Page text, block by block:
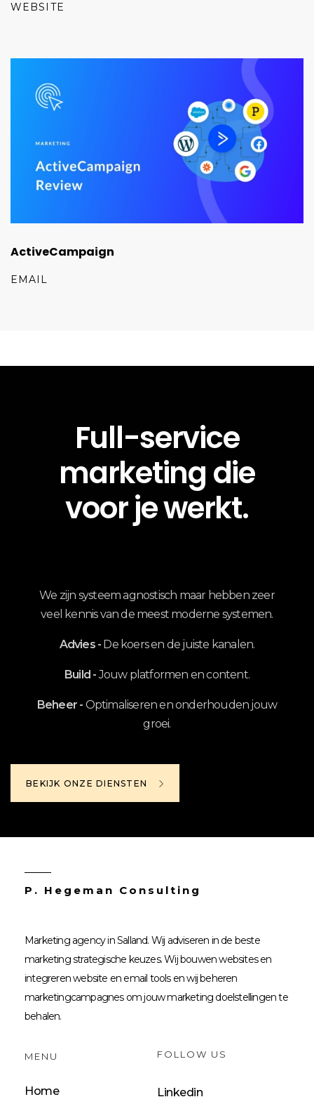
WEBSITE
ActiveCampaign
EMAIL
Full-service
marketing die
voor je werkt.
We zijn systeem agnostisch maar hebben zeer
veel kennis van de meest moderne systemen.
Advies - De koers en de juiste kanalen.
Build -Jouw platformen en content.
Beheer - Optimaliseren en onderhouden jouw
groei.
BEKIJK ONZE DIENSTEN
P. Hegeman Consulting
Marketing agency in Salland. Wij adviseren in de beste
marketing strategische keuzes. Wij bouwen websites en
integreren website en email tools en wij beheren
marketingcampagnes om jouw marketing doelstellingen te
behalen.
MENU
Home
FOLLOW US
Linkedin